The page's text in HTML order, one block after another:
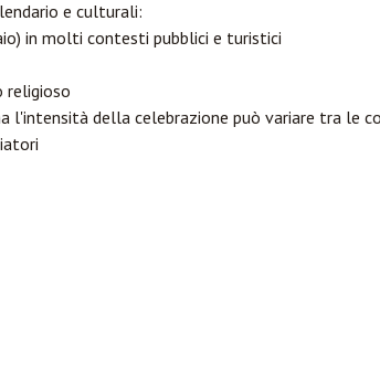
e culturali:
in molti contesti pubblici e turistici
religioso
l'intensità della celebrazione può variare tra le